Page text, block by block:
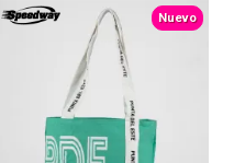
Nuevo
TEXTTRANSPARENTE